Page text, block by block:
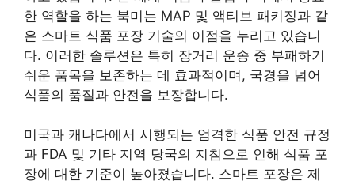
한 역할을 하는 북미는 MAP 및 액티브 패키징과 같
은 스마트 식품 포장 기술의 이점을 누리고 있습니
다. 이러한 솔루션은 특히 장거리 운송 중 부패하기
쉬운 품목을 보존하는 데 효과적이며, 국경을 넘어
식품의 품질과 안전을 보장합니다.
미국과 캐나다에서 시행되는 엄격한 식품 안전 규정
과 FDA 및 기타 지역 당국의 지침으로 인해 식품 포
장에 대한 기준이 높아졌습니다. 스마트 포장은 제